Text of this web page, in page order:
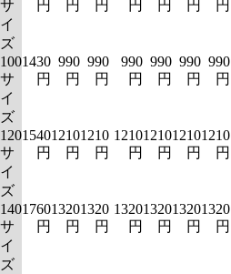
サ
イ
ズ
円 円 円 円 円 円 円
100
サ
イ
ズ
1430
円
990
円
990
円
990
円
990
円
990
円
990
円
120
サ
イ
ズ
1540
円
1210
円
1210
円
1210
円
1210
円
1210
円
1210
円
140
サ
イ
ズ
1760
円
1320
円
1320
円
1320
円
1320
円
1320
円
1320
円